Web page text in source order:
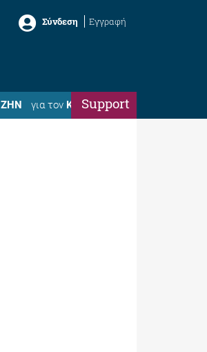
Σύνδεση Εγγραφή
ΖΗΝ για τον ΚώσταSupport